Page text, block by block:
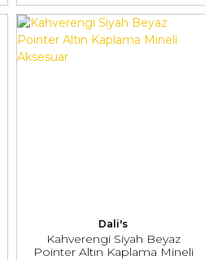
Dali's
Kahverengi Siyah Beyaz
Pointer Altın Kaplama Mineli